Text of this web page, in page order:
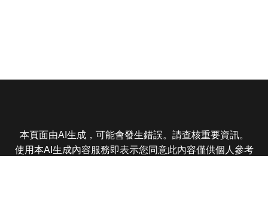
本頁面由AI生成，可能會發生錯誤。請查核重要資訊。
使用本AI生成內容服務即表示您同意此內容僅供個人參考